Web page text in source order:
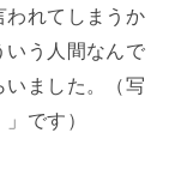
われてしまうか
いう人間なんで
いました。（写
です）